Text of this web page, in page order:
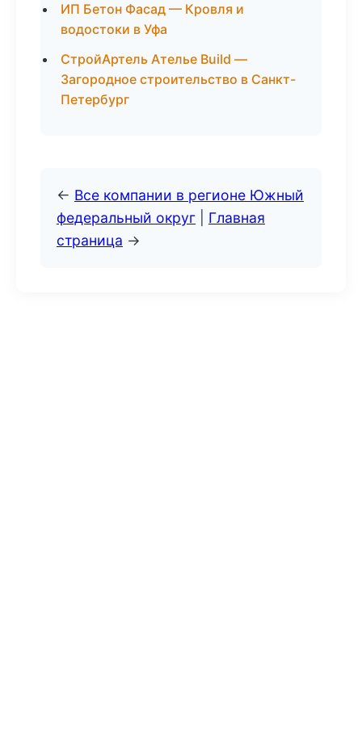
ИП Бетон Фасад — Кровля и
водостоки в Уфа
СтройАртель Ателье Build —
Загородное строительство в Санкт-
Петербург
← Все компании в регионе Южный
федеральный округ
Главная
страница →